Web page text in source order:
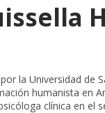
la Universidad de
humanista en
clínica en el